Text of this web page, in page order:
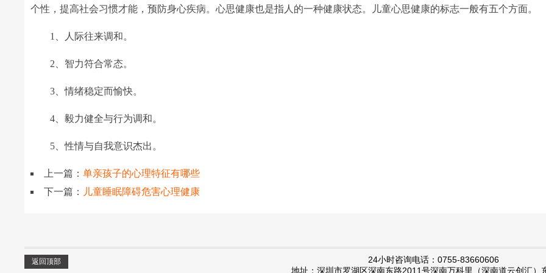
个性，提高社会习惯才能，预防身心疾病。心思健康也是指人的一种健康状态。儿童心思健康的标志一般有五个方面。
1、人际往来调和。
2、智力符合常态。
3、情绪稳定而愉快。
4、毅力健全与行为调和。
5、性情与自我意识杰出。
上一篇：单亲孩子的心理特征有哪些
下一篇：
儿童睡眠障碍危害心理健康
返回顶部
24小时咨询电话：0755-83660606
地址：深圳市罗湖区深南东路2011号深南万科里（深南道云创汇）